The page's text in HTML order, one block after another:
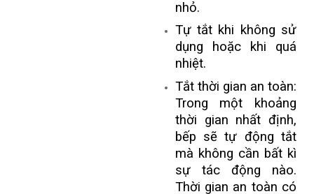
nhỏ.
Tự tắt khi không sử
dụng hoặc khi quá
nhiệt.
Tắt thời gian an toàn:
Trong một khoảng
thời gian nhất định,
bếp sẽ tự động tắt
mà không cần bất kì
sự tác động nào.
Thời gian an toàn có